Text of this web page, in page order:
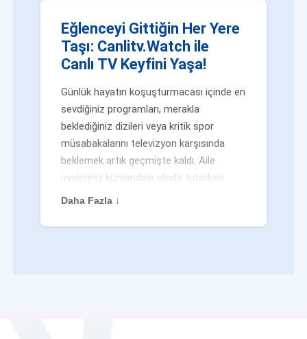
Eğlenceyi Gittiğin Her Yere
Taşı: Canlitv.Watch ile
Canlı TV Keyfini Yaşa!
Günlük hayatın koşuşturmacası içinde en
sevdiğiniz programları, merakla
beklediğiniz dizileri veya kritik spor
müsabakalarını televizyon karşısında
beklemek artık geçmişte kaldı. Aile
üyeleriniz kumandayı elinde tutarken
veya siz evden uzaktayken bile
değilsiniz. Geleneksel yayıncılığın
Daha Fazla ↓